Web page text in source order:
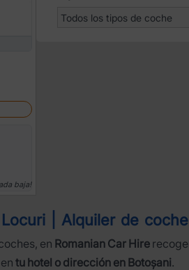
baja!
| Alquiler de
en Romanian Car Hire
tu hotel o dirección en Botoșani.